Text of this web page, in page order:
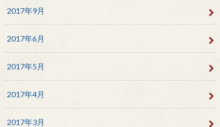
2017年9月
2017年6月
2017年5月
2017年4月
2017年3月